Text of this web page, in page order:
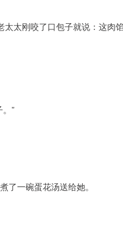
”
了一碗蛋花汤送给她。